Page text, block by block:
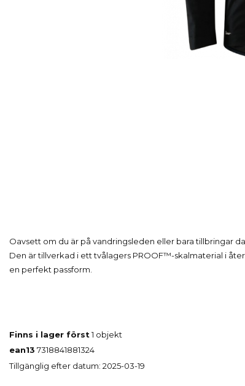
Oavsett om du är på vandringsleden eller bara tillbringar
Den är tillverkad i ett tvålagers PROOF™-skalmaterial i
en perfekt passform.
Finns i lager först1 objekt
ean13 7318841881324
Tillgänglig efter datum: 2025-03-19